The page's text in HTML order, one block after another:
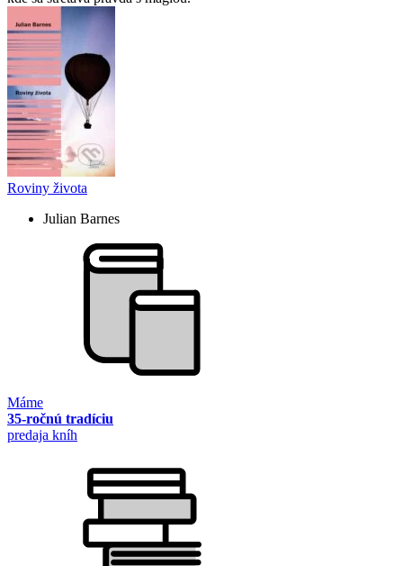
Roviny života
Julian Barnes
Máme
35-ročnú tradíciu
predaja kníh